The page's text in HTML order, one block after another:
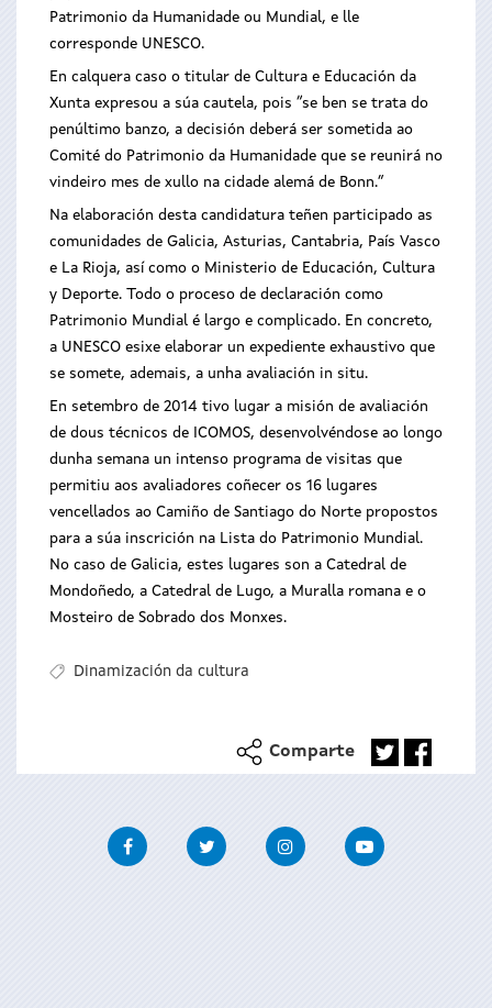
Patrimonio da Humanidade ou Mundial, e lle
corresponde UNESCO.
En calquera caso o titular de Cultura e Educación da
Xunta expresou a súa cautela, pois “se ben se trata do
penúltimo banzo, a decisión deberá ser sometida ao
Comité do Patrimonio da Humanidade que se reunirá no
vindeiro mes de xullo na cidade alemá de Bonn.”
Na elaboración desta candidatura teñen participado as
comunidades de Galicia, Asturias, Cantabria, País Vasco
e La Rioja, así como o Ministerio de Educación, Cultura
y Deporte. Todo o proceso de declaración como
Patrimonio Mundial é largo e complicado. En concreto,
a UNESCO esixe elaborar un expediente exhaustivo que
se somete, ademais, a unha avaliación in situ.
En setembro de 2014 tivo lugar a misión de avaliación
de dous técnicos de ICOMOS, desenvolvéndose ao longo
dunha semana un intenso programa de visitas que
permitiu aos avaliadores coñecer os 16 lugares
vencellados ao Camiño de Santiago do Norte propostos
para a súa inscrición na Lista do Patrimonio Mundial.
No caso de Galicia, estes lugares son a Catedral de
Mondoñedo, a Catedral de Lugo, a Muralla romana e o
Mosteiro de Sobrado dos Monxes.
Dinamización da cultura
Comparte
FacebookTwitter InstagramYoutube